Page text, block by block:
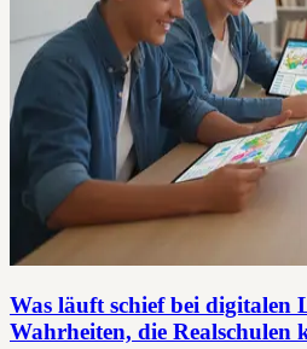
Was läuft schief bei digitalen
Wahrheiten, die Realschulen